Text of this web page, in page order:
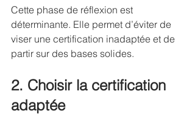
Cette phase de réflexion est
déterminante. Elle permet d’éviter de
viser une certification inadaptée et de
partir sur des bases solides.
2. Choisir la certification
adaptée